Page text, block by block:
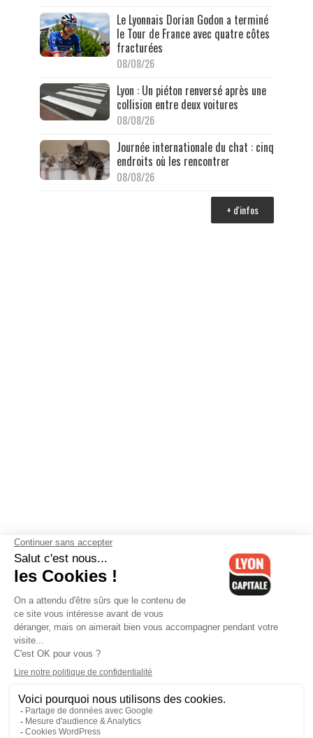
Le Lyonnais Dorian Godon a terminé
le Tour de France avec quatre côtes
fracturées
08/08/26
Lyon : Un piéton renversé après une
collision entre deux voitures
08/08/26
Journée internationale du chat : cinq
endroits où les rencontrer
08/08/26
+ d'infos
Contactez-nous-Mentions légales-CGV-Politique de
confidentialité-Gestion des cookies